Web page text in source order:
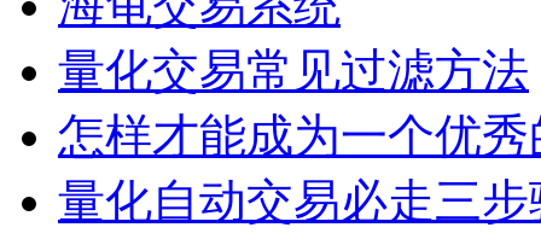
量化交易常见过滤方法
怎样才能成为一个优
量化自动交易必走三步